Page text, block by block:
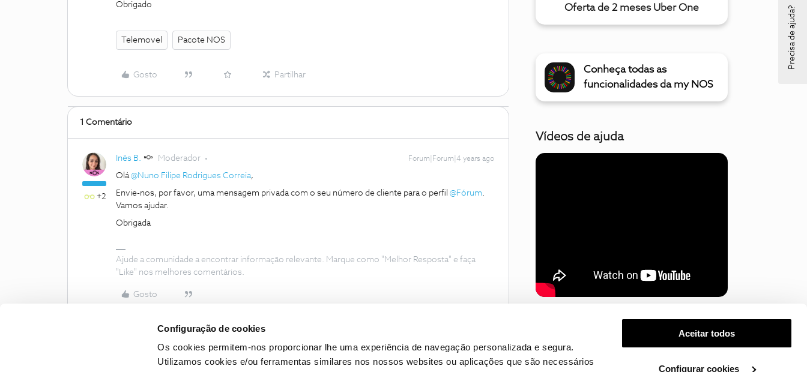
Configuração de cookies
Os cookies permitem-nos proporcionar lhe uma experiência de navegação personalizada e segura.
Utilizamos cookies e/ou ferramentas similares nos nossos websites ou aplicações que são necessários
Aceitar todos
Configurar cookies
Obrigado
Telemovel Pacote NOS
Gosto Partilhar
1 Comentário
+2
Inês B. Moderador Forum|Forum|4 years ago
Olá@Nuno Filipe Rodrigues Correia,
Envie-nos, por favor, uma mensagem privada com o seu número de cliente para o perfil @Fórum.
Vamos ajudar.
Obrigada
Ajude a comunidade a encontrar informação relevante. Marque como "Melhor Resposta" e faça
"Like" nos melhores comentários.
Gosto
Oferta de 2 meses Uber One
Conheça todas as
funcionalidades da my NOS
Vídeos de ajuda
Mostrar mais
Precisa de ajuda?